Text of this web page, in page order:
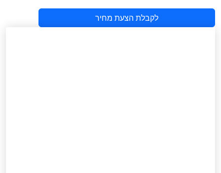
לקבלת הצעת מחיר